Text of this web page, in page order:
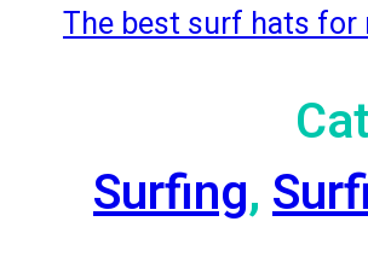
The best surf hats
Surfing,